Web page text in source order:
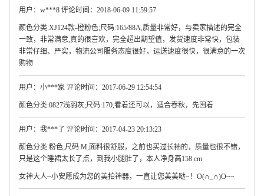
用户：w***8 评论时间：2018-06-09 11:59:57
颜色分类:XJ124款-橙粉色;尺码:165/88A,质量非常好，与卖家描述的完全
一致，非常满意,真的很喜欢，完全超出期望值，发货速度非常快，包装
非常仔细、严实，物流公司服务态度很好，运送速度很快，很满意的一次
购物
用户：小***家 评论时间：2017-06-29 12:54:54
颜色分类:0827浅羽灰;尺码:170,看着还可以，适合春秋，先囤着
用户：我***了 评论时间：2017-04-23 20:13:23
颜色分类:粉色;尺码:M,面料很舒服，之前也买过长袖的，质量也很不错，
只是这个睡裙太长了点，到我小腿肚了，本人净身高158 cm
女神大人~小安愿成为您的美拍神器，一直让您美美哒~！O(∩_∩)O~~